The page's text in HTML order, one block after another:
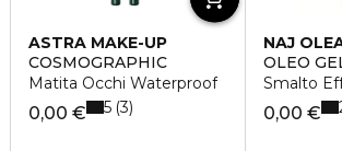
ASTRA MAKE-UP
COSMOGRAPHIC
Matita Occhi Waterproof
0,00 € 5 3
NAJ
OLEO
Smalto
0,00 €